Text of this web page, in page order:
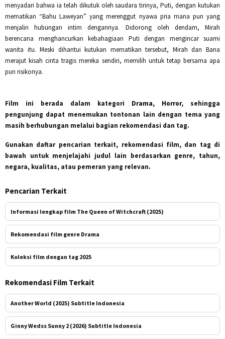
menyadari bahwa ia telah dikutuk oleh saudara tirinya, Puti, dengan kutukan
mematikan “Bahu Laweyan” yang merenggut nyawa pria mana pun yang
menjalin hubungan intim dengannya. Didorong oleh dendam, Mirah
berencana menghancurkan kebahagiaan Puti dengan mengincar suami
wanita itu. Meski dihantui kutukan mematikan tersebut, Mirah dan Bana
merajut kisah cinta tragis mereka sendiri, memilih untuk tetap bersama apa
pun risikonya.
Film ini berada dalam kategori Drama, Horror, sehingga
pengunjung dapat menemukan tontonan lain dengan tema yang
masih berhubungan melalui bagian rekomendasi dan tag.
Gunakan daftar pencarian terkait, rekomendasi film, dan tag di
bawah untuk menjelajahi judul lain berdasarkan genre, tahun,
negara, kualitas, atau pemeran yang relevan.
Pencarian Terkait
Informasi lengkap film The Queen of Witchcraft (2025)
Rekomendasi film genre Drama
Koleksi film dengan tag 2025
Rekomendasi Film Terkait
Another World (2025) Subtitle Indonesia
Ginny Wedss Sunny 2 (2026) Subtitle Indonesia